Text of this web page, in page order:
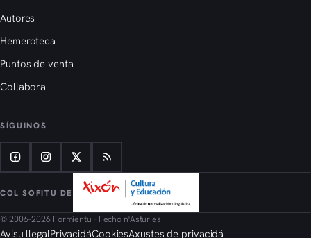
Autores
Hemeroteca
Puntos de venta
Collabora
SÍGUINOS
COL SOFITU DE
© 2006–2026 Formientu · Fecho n'Asturies
Avisu llegalPrivacidáCookiesAxustes de privacidá